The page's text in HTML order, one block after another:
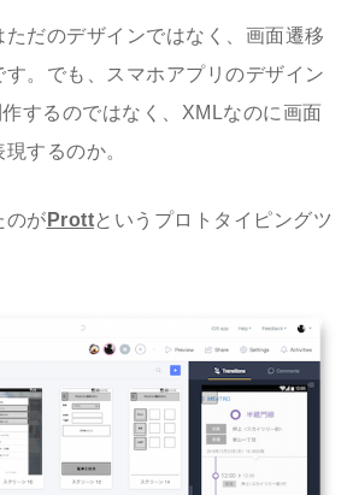
ただのデザインではなく、画面遷移
。でも、スマホアプリのデザイン
するのではなく、XMLなのに画面
するのか。
のが Prottというプロトタイピングツ